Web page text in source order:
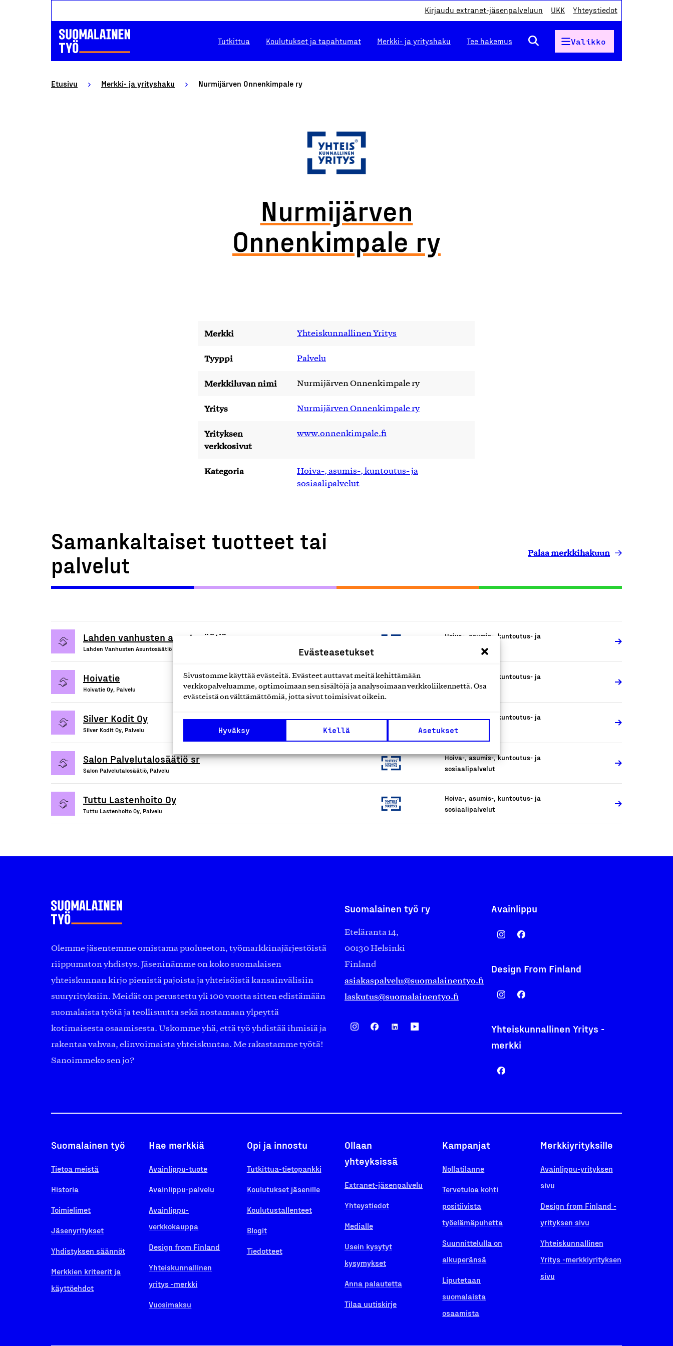
Evästeasetukset
Sivustomme käyttää evästeitä. Evästeet auttavat meitä kehittämään
verkkopalveluamme, optimoimaan sen sisältöjä ja analysoimaan verkkoliikennettä. Osa
evästeistä on välttämättömiä, jotta sivut toimisivat oikein.
Hyväksy Kiellä Asetukset
Kirjaudu extranet-jäsenpalveluun UKK Yhteystiedot
Tutkittua Koulutukset ja tapahtumat Merkki- ja yrityshaku Tee hakemus Valikko
Etusivu Merkki- ja yrityshaku Nurmijärven Onnenkimpale ry
Nurmijärven
Onnenkimpale ry
Merkki Yhteiskunnallinen Yritys
Tyyppi Palvelu
Merkkiluvan nimi Nurmijärven Onnenkimpale ry
Yritys Nurmijärven Onnenkimpale ry
Yrityksen
verkkosivut
www.onnenkimpale.fi
Kategoria
Hoiva-, asumis-, kuntoutus- ja
sosiaalipalvelut
Samankaltaiset tuotteet tai
palvelut
Palaa merkkihakuun
Lahden vanhusten asuntosäätiö sr
Lahden Vanhusten Asuntosäätiö Sr, Palvelu
Hoiva-, asumis-, kuntoutus- ja
sosiaalipalvelut
Hoivatie
Hoivatie Oy, Palvelu
Hoiva-, asumis-, kuntoutus- ja
sosiaalipalvelut
Silver Kodit Oy
Silver Kodit Oy, Palvelu
Hoiva-, asumis-, kuntoutus- ja
sosiaalipalvelut
Salon Palvelutalosäätiö sr
Salon Palvelutalosäätiö, Palvelu
Hoiva-, asumis-, kuntoutus- ja
sosiaalipalvelut
Tuttu Lastenhoito Oy
Tuttu Lastenhoito Oy, Palvelu
Hoiva-, asumis-, kuntoutus- ja
sosiaalipalvelut
Olemme jäsentemme omistama puolueeton, työmarkkinajärjestöistä
riippumaton yhdistys. Jäseninämme on koko suomalaisen
yhteiskunnan kirjo pienistä pajoista ja yhteisöistä kansainvälisiin
suuryrityksiin. Meidät on perustettu yli 100 vuotta sitten edistämään
suomalaista työtä ja teollisuutta sekä nostamaan ylpeyttä
kotimaisesta osaamisesta. Uskomme yhä, että työ yhdistää ihmisiä ja
rakentaa vahvaa, elinvoimaista yhteiskuntaa. Me rakastamme työtä!
Sanoimmeko sen jo?
Suomalainen työ ry
Eteläranta 14,
00130 Helsinki
Finland
asiakaspalvelu@suomalainentyo.fi
laskutus@suomalainentyo.fi
Avainlippu
Design From Finland
Yhteiskunnallinen Yritys -
merkki
Suomalainen työ
Tietoa meistä
Historia
Toimielimet
Jäsenyritykset
Yhdistyksen säännöt
Merkkien kriteerit ja
käyttöehdot
Hae merkkiä
Avainlippu-tuote
Avainlippu-palvelu
Avainlippu-
verkkokauppa
Design from Finland
Yhteiskunnallinen
yritys -merkki
Vuosimaksu
Opi ja innostu
Tutkittua-tietopankki
Koulutukset jäsenille
Koulutustallenteet
Blogit
Tiedotteet
Ollaan
yhteyksissä
Extranet-jäsenpalvelu
Yhteystiedot
Medialle
Usein kysytyt
kysymykset
Anna palautetta
Tilaa uutiskirje
Kampanjat
Nollatilanne
Tervetuloa kohti
positiivista
työelämäpuhetta
Suunnittelulla on
alkuperänsä
Liputetaan
suomalaista
osaamista
Merkkiyrityksille
Avainlippu-yrityksen
sivu
Design from Finland -
yrityksen sivu
Yhteiskunnallinen
Yritys -merkkiyrityksen
sivu